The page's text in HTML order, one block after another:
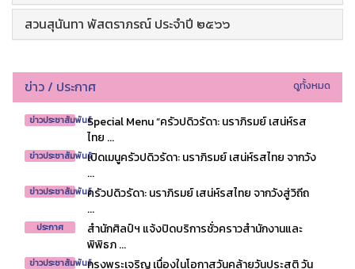
สวนสุนันทา พัสตราภรณ์ ประจำปี ๒๕๖๖
ข่าว / ประกาศ ดูทั้งหมด
ข่าวประชาสัมพันธ์Special Menu “ครัวปดิวรัดา: นราภิรมย์ เสน่ห์รส
ไทย ...
ข่าวประชาสัมพันธ์เปิดเมนูครัวปดิวรัดา: นราภิรมย์ เสน่ห์รสไทย จากวัง
...
ข่าวประชาสัมพันธ์ครัวปดิวรัดา: นราภิรมย์ เสน่ห์รสไทย จากวังสู่วิถีถ
...
ประกาศ
สำนักศิลป์ฯ แจ้งปิดบริการชั่วคราวสำนักงานและ
พิพิธภ ...
ข่าวประชาสัมพันธ์ทรงพระเจริญ เนื่องในโอกาสวันคล้ายวันประสูติ วัน